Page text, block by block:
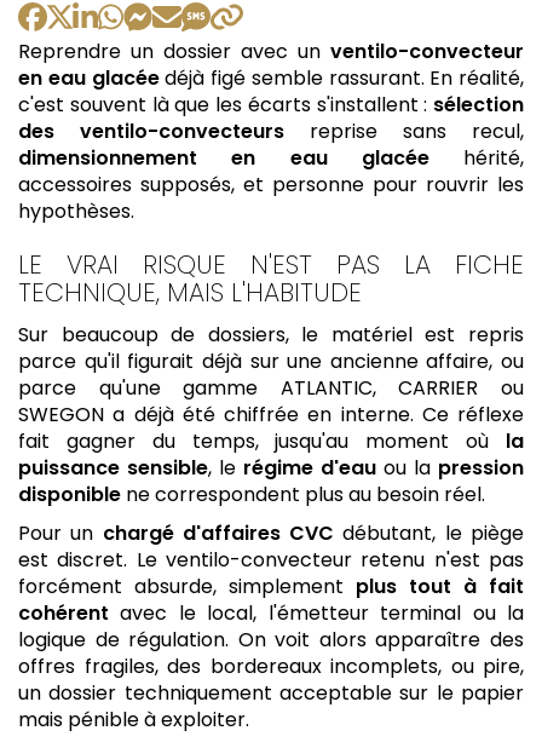
Reprendre un dossier avec un ventilo-convecteur
en eau glacéedéjà figé semble rassurant. En réalité,
c'est souvent là que les écarts s'installent : sélection
des ventilo-convecteurs reprise sans recul,
dimensionnement en eau glacéehérité,
accessoires supposés, et personne pour rouvrir les
hypothèses.
LE VRAI RISQUE N'EST PAS LA FICHE
TECHNIQUE, MAIS L'HABITUDE
Sur beaucoup de dossiers, le matériel est repris
parce qu'il figurait déjà sur une ancienne affaire, ou
parce qu'une gamme ATLANTIC, CARRIER ou
SWEGON a déjà été chiffrée en interne. Ce réflexe
fait gagner du temps, jusqu'au moment où la
puissance sensible, le régime d'eau ou la pression
disponible ne correspondent plus au besoin réel.
Pour un chargé d'affaires CVC débutant, le piège
est discret. Le ventilo-convecteur retenu n'est pas
forcément absurde, simplement plus tout à fait
cohérent avec le local, l'émetteur terminal ou la
logique de régulation. On voit alors apparaître des
offres fragiles, des bordereaux incomplets, ou pire,
un dossier techniquement acceptable sur le papier
mais pénible à exploiter.